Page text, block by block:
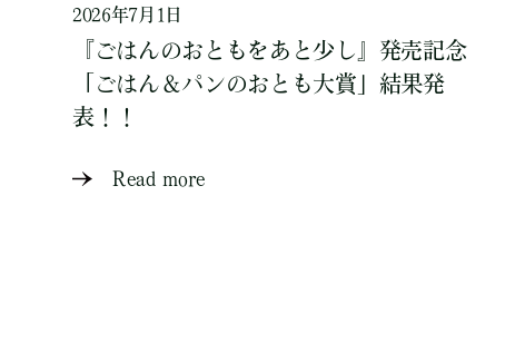
2026年7月1日
『ごはんのおともをあと少し』発売記念
「ごはん＆パンのおとも大賞」結果発
表！！
Read more